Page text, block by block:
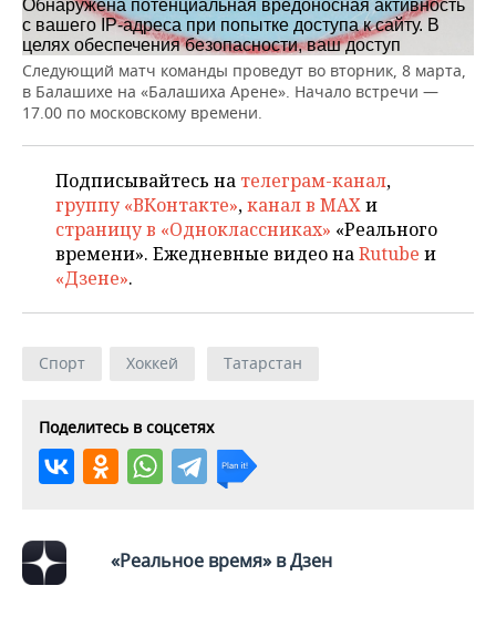
Следующий матч команды проведут во вторник, 8 марта,
в Балашихе на «Балашиха Арене». Начало встречи —
17.00 по московскому времени.
Подписывайтесь на телеграм-канал,
группу «ВКонтакте»,канал в MAXи
страницу в «Одноклассниках» «Реального
времени». Ежедневные видео наRutube и
«Дзене».
Спорт Хоккей Татарстан
Поделитесь в соцсетях
«Реальное время» в Дзен